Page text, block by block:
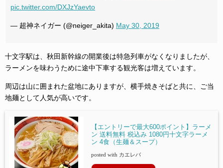
pic.twitter.com/DXJzYaevto
— 超神ネイガー (@neiger_akita) May 30, 2019
十文字駅は、秋田新幹線の開業後は特急列車がなくなりましたが、
ラーメンを味わうために途中下車する観光客は増えています。
周辺は山に囲まれた盆地にありますが、横手焼きそばと共に、ご当
地麺として人気が高いです。
【エントリーで最大600ポイント】ラーメ
ン 送料無料 税込み 1080円十文字ラーメ
ン 4食（生麺＆スープ）
posted with カエレバ